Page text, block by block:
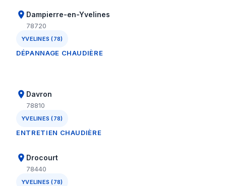
Dampierre-en-Yvelines
78720
YVELINES (78)
DÉPANNAGE CHAUDIÈRE
Davron
78810
YVELINES (78)
ENTRETIEN CHAUDIÈRE
Drocourt
78440
YVELINES (78)